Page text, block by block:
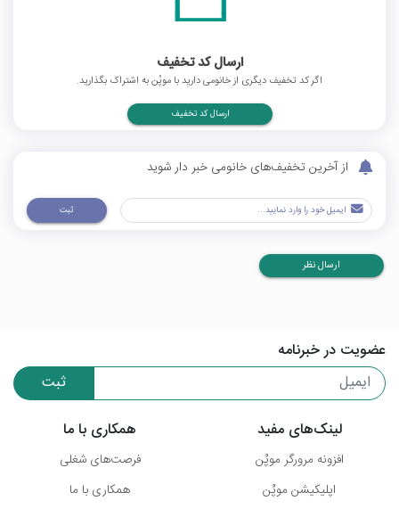
ارسال کد تخفیف
اگر کد تخفیف دیگری از خانومی دارید با موپُن به اشتراک بگذارید.
ارسال کد تخفیف
از آخرین تخفیف‌های خانومی خبر دار شوید
ثبت
ارسال نظر
عضویت در خبرنامه
ثبت
لینک‌های مفید
افزونه مرورگر موپُن
اپلیکیشن موپُن
همکاری با ما
فرصت‌های شغلی
همکاری با ما